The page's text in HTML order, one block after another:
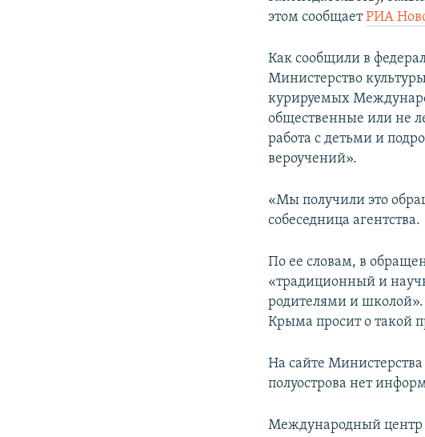
этом сообщаетРИА
Как сообщили в
Министерство
курируемых
общественные или не
работа с детьми и
вероучений».
«Мы получили это
собеседница агентства.
По ее словам, в
«традиционный и
родителями и
Крыма просит о такой
На сайте
полуострова нет
Международный центр